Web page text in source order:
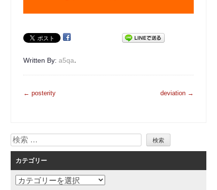
Written By:a5qa.
投
ゲ
ー
シ
ョ
ン
← posterity deviation →
検
索
カテゴリー
カ